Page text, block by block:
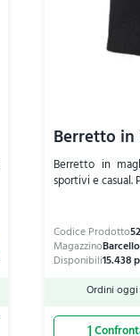
Berretto in
Berretto in
sportivi e casual.
Ordini oggi